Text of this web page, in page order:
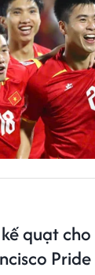
quạt cho